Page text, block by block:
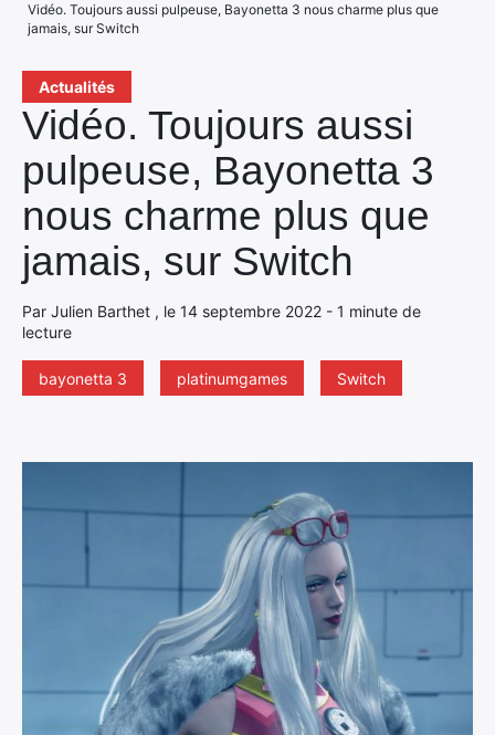
Actualités
Vidéo. Toujours aussi
pulpeuse, Bayonetta 3
nous charme plus que
jamais, sur Switch
Par Julien Barthet , le 14 septembre 2022 - 1 minute de
lecture
bayonetta 3 platinumgames Switch
Vidéo. Toujours aussi pulpeuse, Bayonetta 3 nous charme plus que
jamais, sur Switch